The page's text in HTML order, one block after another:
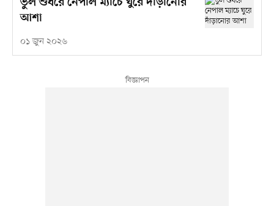
ভুল শুধরে নেপাল ম্যাচে ঘুরে দাঁড়ানোর
আশা
০১ জুন ২০২৬